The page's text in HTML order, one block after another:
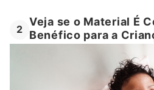
2
Veja se o Material É
Benéfico para a